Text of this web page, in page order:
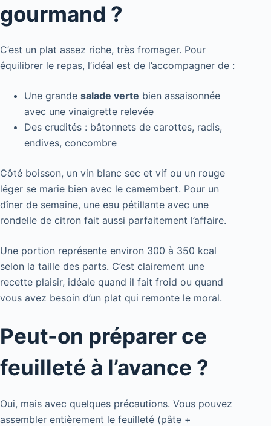
gourmand ?
C’est un plat assez riche, très fromager. Pour
équilibrer le repas, l’idéal est de l’accompagner de :
Une grande salade verte bien assaisonnée
avec une vinaigrette relevée
Des crudités : bâtonnets de carottes, radis,
endives, concombre
Côté boisson, un vin blanc sec et vif ou un rouge
léger se marie bien avec le camembert. Pour un
dîner de semaine, une eau pétillante avec une
rondelle de citron fait aussi parfaitement l’affaire.
Une portion représente environ 300 à 350 kcal
selon la taille des parts. C’est clairement une
recette plaisir, idéale quand il fait froid ou quand
vous avez besoin d’un plat qui remonte le moral.
Peut-on préparer ce
feuilleté à l’avance ?
Oui, mais avec quelques précautions. Vous pouvez
assembler entièrement le feuilleté (pâte +